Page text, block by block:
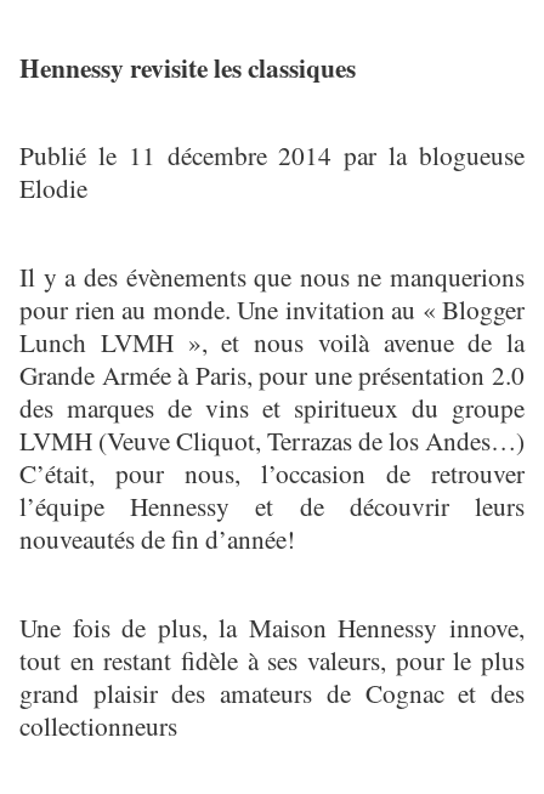
Hennessy revisite les classiques
Publié le 11 décembre 2014 par la blogueuse
Elodie
Il y a des évènements que nous ne manquerions
pour rien au monde. Une invitation au « Blogger
Lunch LVMH », et nous voilà avenue de la
Grande Armée à Paris, pour une présentation 2.0
des marques de vins et spiritueux du groupe
LVMH (Veuve Cliquot, Terrazas de los Andes…)
C’était, pour nous, l’occasion de retrouver
l’équipe Hennessy et de découvrir leurs
nouveautés de fin d’année!
Une fois de plus, la Maison Hennessy innove,
tout en restant fidèle à ses valeurs, pour le plus
grand plaisir des amateurs de Cognac et des
collectionneurs